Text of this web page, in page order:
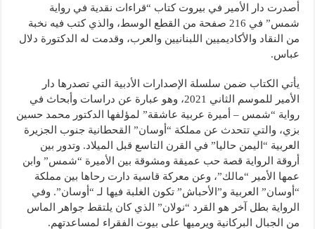
أصدرت دار الأمير في بيروت كتاب “قراءات نقدية في رواية
شمس” في 216 صفحة من القطع الوسط، والذي كتب فيه نخبة
من النقاد والأكاديميين اللبنانيين والعرب، وقدمت له الدكتورة دلال
عباس.
يأتي الكتاب ضمن سلسلة الإصدارات الأدبية التي تصدرها دار
الأمير للموسم الثاني 2021، وهو عبارة عن دراسات وأبحاث في
رواية “شمس – أميرة عربية عاشقة” لمؤلفها الدكتور محمد حسين
بزي، والتي تتحدث عن مملكة “أوسان” القحطانية جنوب الجزيرة
العربية “اليمن حاليا” في القرن التاسع قبل الميلاد. وتدور بين
أروقة الرواية قصة حب عميقة ومشوقة بين الأميرة “شمس” وابن
عمها الأمير “مالك”، وعن معركة قاسية دارت رحاها بين مملكة
“أوسان” العربية و”الأحباش” تكون الغلبة فيها لـ “أوسان”. وفي
الرواية بطل آخر هو القرد “نولان” الذي كان يلتقط جواهر الماس
من الجبال البركانية ويرميها على بيوت الفقراء لمساعدتهم.